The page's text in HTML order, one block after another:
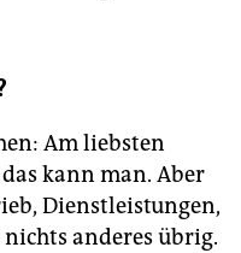
Am liebsten
kann man. Aber
Dienstleistungen,
anderes übrig.